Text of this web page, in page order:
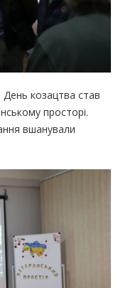
День козацтва став
просторі.
вшанували